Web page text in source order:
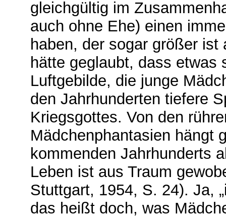
gleichgültig im
auch ohne Ehe) einen
haben, der sogar größer ist
hätte geglaubt, dass et­was
Luftgebilde, die junge
den Jahrhunderten tiefere
Kriegsgottes. Von den
Mädchen­phantasien hängt
kommenden Jahr­hunderts
Leben ist aus Traum
Stuttgart, 1954, S. 24). Ja,
das heißt doch, was